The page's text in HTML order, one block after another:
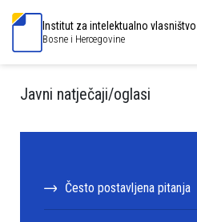
Institut za intelektualno vlasništvo
Bosne i Hercegovine
Javni natječaji/oglasi
Često postavljena pitanja